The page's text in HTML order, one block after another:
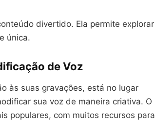
divertido. Ela permite explorar
e única.
de Voz
às suas gravações, está no lugar
sua voz de maneira criativa. O
populares, com muitos recursos para